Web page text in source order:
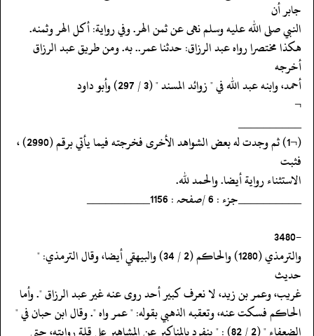
جابر أن
‏‏‏‏النبي صلى الله عليه وسلم نهى عن ثمن الهر. وفي رواية: أكل الهر وثمنه.
‏‏‏‏هكذا مختصرا رواه عبد الرزاق: حدثنا عمر.. به. ومن طريق عبد الرزاق
أخرجه
‏‏‏‏أحمد، وابنه عبد الله في " زوائد المسند " (3 / 297) وأبو داود
‏‏‏‏¬
‏‏‏‏__________
‏‏‏‏(¬1) ثم وجدت له بعض الشواهد الأخرى فخرجته فيما يأتي برقم (2990) ،
فثبت
‏‏‏‏الاستثناء رواية أيضا. والحمد لله.
‏‏‏‏__________جزء : 6 /صفحہ : 1156__________
‏‏‏‏-3480
‏‏‏‏والترمذي (1280) والحاكم (2 / 34) والبيهقي أيضا، وقال الترمذي: "
حديث
‏‏‏‏غريب، وعمر بن زيد، لا نعرف كبير أحد روى عنه غير عبد الرزاق ". وأما
‏‏‏‏الحاكم فسكت عنه، وتعقبه الذهبي بقوله: " عمر واه ". وقال ابن حبان في "